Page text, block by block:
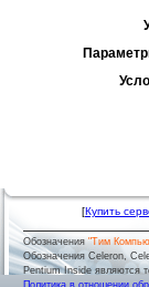
[Купить
Обозначения"Тим
Обозначения Celeron,
Pentium Inside являются
Политика в отношении